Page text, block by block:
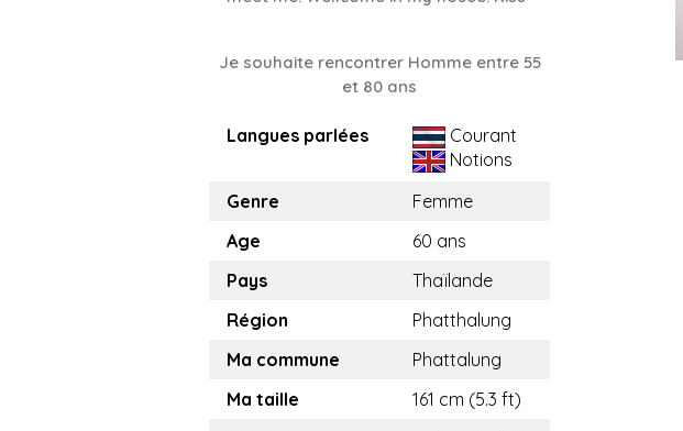
Je souhaite rencontrer Homme entre 55
et 80 ans
Langues parlées
Courant
Notions
Genre
Femme
Age
60 ans
Pays
Thaïlande
Région
Phatthalung
Ma commune
Phattalung
Ma taille
161 cm (5.3 ft)